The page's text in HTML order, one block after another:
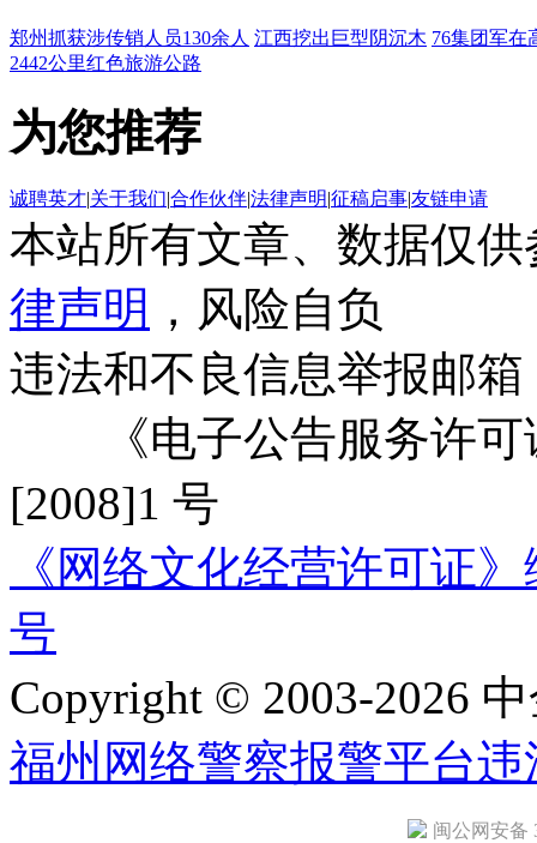
郑州抓获涉传销人员130余人 江西挖出巨型阴沉木 76集团军在
2442公里红色旅游公路
为您推荐
诚聘英才|关于我们|合作伙伴|法律声明|征稿启事|友链申请
本站所有文章、数据仅
律声明 ，风险自负
违法和不良信息举报邮箱
《电子公告服务许可
[2008]1 号
《网络文化经营许可证
号
Copyright © 2003-2026
福州网络警察报警平台违
闽公网安备